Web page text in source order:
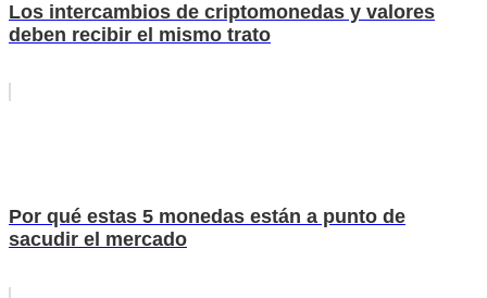
Los intercambios de criptomonedas y valores
deben recibir el mismo trato
Por qué estas 5 monedas están a punto de
sacudir el mercado